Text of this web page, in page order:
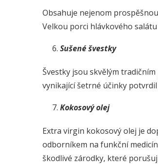
Obsahuje nejenom
Velkou porci hlávkového
Sušené švestky
Švestky jsou skvělým
vynikající šetrné účinky
Kokosový olej
Extra virgin kokosový olej je
odborníkem na funkční
škodlivé zárodky, které